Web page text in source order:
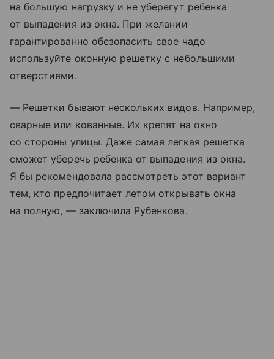
на большую нагрузку и не уберегут ребенка
от выпадения из окна. При желании
гарантированно обезопасить свое чадо
используйте оконную решетку с небольшими
отверстиями.
— Решетки бывают нескольких видов. Например,
сварные или кованные. Их крепят на окно
со стороны улицы. Даже самая легкая решетка
сможет уберечь ребенка от выпадения из окна.
Я бы рекомендовала рассмотреть этот вариант
тем, кто предпочитает летом открывать окна
на полную, — заключила Рубенкова.